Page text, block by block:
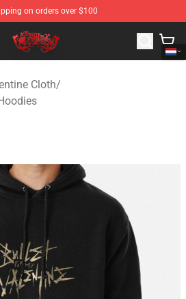
on orders over $100
Store - Official Bullet for My
Cloth/